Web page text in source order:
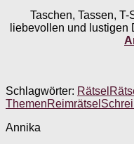
Taschen, Tassen,
liebevollen und lustigen
Schlagwörter: Rätsel
ThemenReimrätsel
Annika